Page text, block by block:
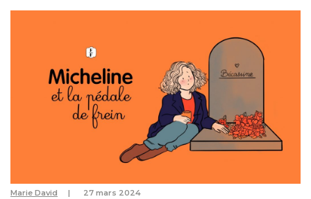
Marie David 27 mars 2024